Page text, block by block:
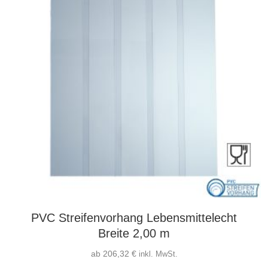
PVC Streifenvorhang Lebensmittelecht
Breite 2,00 m
ab 206,32 € inkl. MwSt.